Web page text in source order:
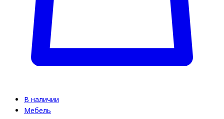
В наличии
Мебель